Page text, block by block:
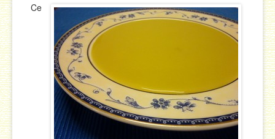
Entrées
Salades
Sauces
Soupes & Potages
Trucs & Astuces
Ce